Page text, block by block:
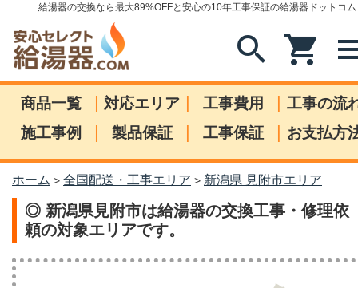
給湯器の交換なら最大89%OFFと安心の10年工事保証の給湯器ドットコム
search shopping_cart
商品一覧 | 対応エリア | 工事費用 | 工事の流
施工事例
| 製品保証 | 工事保証 | お支払方
ホーム > 全国配送・工事エリア > 新潟県 見附市エリア
◎ 新潟県見附市は給湯器の交換工事・修理依
頼の対象エリアです。